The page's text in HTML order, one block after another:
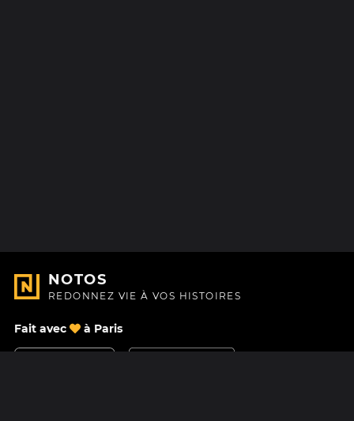
NOTOS
REDONNEZ VIE À VOS HISTOIRES
Fait avec à Paris